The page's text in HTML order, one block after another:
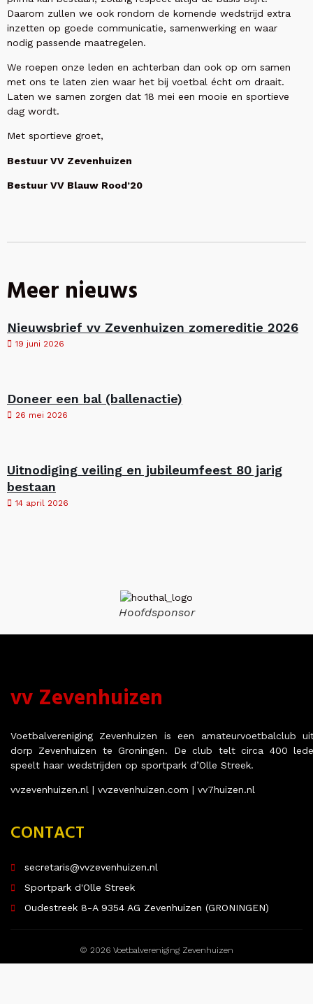
Daarom zullen we ook rondom de komende wedstrijd extra
inzetten op goede communicatie, samenwerking en waar
nodig passende maatregelen.
We roepen onze leden en achterban dan ook op om samen
met ons te laten zien waar het bij voetbal écht om draait.
Laten we samen zorgen dat 18 mei een mooie en sportieve
dag wordt.
Met sportieve groet,
Bestuur VV Zevenhuizen
Bestuur VV Blauw Rood’20
Meer nieuws
Nieuwsbrief vv Zevenhuizen zomereditie 2026
19 juni 2026
Doneer een bal (ballenactie)
26 mei 2026
Uitnodiging veiling en jubileumfeest 80 jarig
bestaan
14 april 2026
Hoofdsponsor
vv Zevenhuizen
Voetbalvereniging Zevenhuizen is een amateurvoetbalclub
dorp Zevenhuizen te Groningen. De club telt circa 400
speelt haar wedstrijden op sportpark d’Olle Streek.
vvzevenhuizen.nl | vvzevenhuizen.com | vv7huizen.nl
CONTACT
secretaris@vvzevenhuizen.nl
Sportpark d'Olle Streek
Oudestreek 8-A 9354 AG Zevenhuizen (GRONINGEN)
© 2026 Voetbalvereniging Zevenhuizen